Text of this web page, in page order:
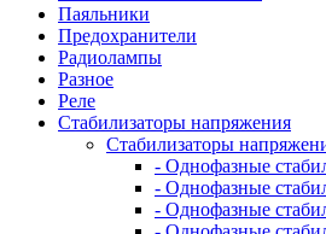
Паяльники
Предохранители
Радиолампы
Разное
Реле
Стабилизаторы напряжения
Стабилизаторы
- Однофазные
- Однофазные
- Однофазные